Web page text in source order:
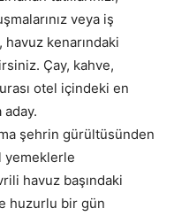
veya iş
kenarındaki
Çay, kahve,
otel içindeki en
aday.
şehrin gürültüsünden
yemeklerle
havuz başındaki
huzurlu bir gün